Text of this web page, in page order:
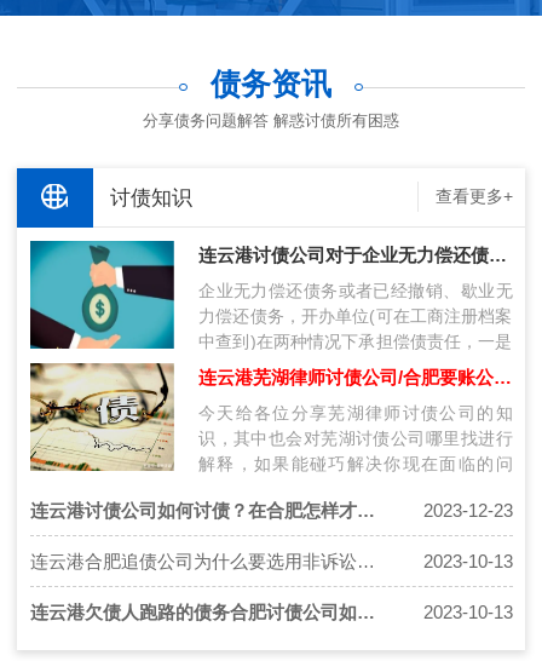
债务资讯
分享债务问题解答 解惑讨债所有困惑
讨债知识 查看更多+
连云港讨债公司对于企业无力偿还债务时可以采取哪些对策？
企业无力偿还债务或者已经撤销、歇业无
力偿还债务，开办单位(可在工商注册档案
中查到)在两种情况下承担偿债责任，一是
该企业不具备法人条件的，开办单位应
承…
连云港芜湖律师讨债公司/合肥要账公司哪里找？
今天给各位分享芜湖律师讨债公司的知
识，其中也会对芜湖讨债公司哪里找进行
解释，如果能碰巧解决你现在面临的问
目录一…
连云港讨债公司如何讨债？在合肥怎样才能找对好的讨债公司？ 2023-12-23
连云港合肥追债公司为什么要选用非诉讼的催收方法？ 2023-10-13
连云港欠债人跑路的债务合肥讨债公司如何追回欠款？ 2023-10-13